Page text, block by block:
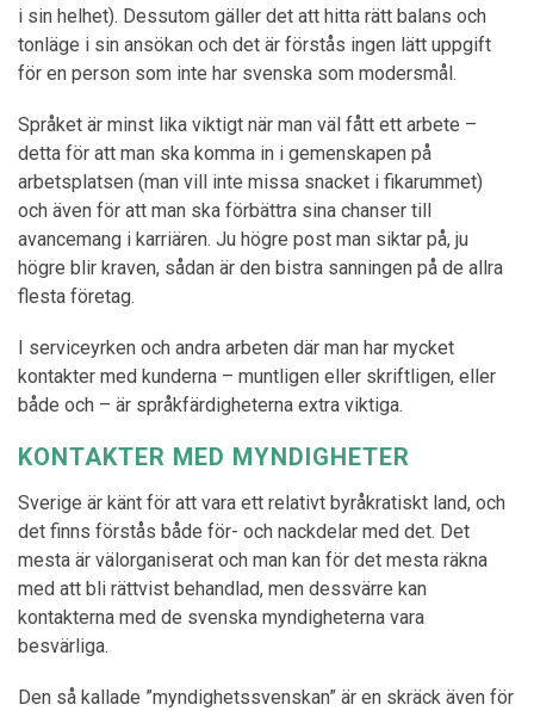
i sin helhet). Dessutom gäller det att hitta rätt balans och
tonläge i sin ansökan och det är förstås ingen lätt uppgift
för en person som inte har svenska som modersmål.
Språket är minst lika viktigt när man väl fått ett arbete –
detta för att man ska komma in i gemenskapen på
arbetsplatsen (man vill inte missa snacket i fikarummet)
och även för att man ska förbättra sina chanser till
avancemang i karriären. Ju högre post man siktar på, ju
högre blir kraven, sådan är den bistra sanningen på de allra
flesta företag.
I serviceyrken och andra arbeten där man har mycket
kontakter med kunderna – muntligen eller skriftligen, eller
både och – är språkfärdigheterna extra viktiga.
KONTAKTER MED MYNDIGHETER
Sverige är känt för att vara ett relativt byråkratiskt land, och
det finns förstås både för- och nackdelar med det. Det
mesta är välorganiserat och man kan för det mesta räkna
med att bli rättvist behandlad, men dessvärre kan
kontakterna med de svenska myndigheterna vara
besvärliga.
Den så kallade ”myndighetssvenskan” är en skräck även för